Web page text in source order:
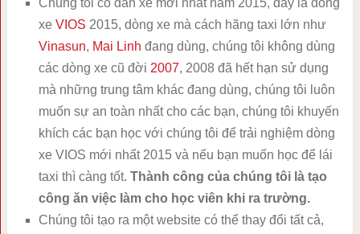
Chúng tôi có dàn xe mới nhất năm 2015, đây là dòng
xe VIOS 2015, dòng xe mà cách hãng taxi lớn như
Vinasun, Mai Linh đang dùng, chúng tôi không dùng
các dòng xe cũ đời 2007, 2008 đã hết hạn sử dụng
mà những trung tâm khác đang dùng, chúng tôi luôn
muốn sự an toàn nhất cho các bạn, chúng tôi khuyến
khích các bạn học với chúng tôi để trải nghiệm dòng
xe VIOS mới nhất 2015 và nếu bạn muốn học để lái
taxi thì càng tốt. Thành công của chúng tôi là tạo
công ăn việc làm cho học viên khi ra trường.
Chúng tôi tạo ra một website có thể thay đổi tất cả,